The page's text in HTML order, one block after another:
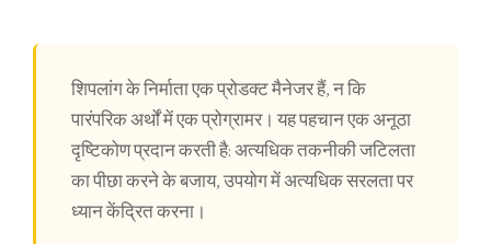
शिपलांग के निर्माता एक प्रोडक्ट मैनेजर हैं, न कि
पारंपरिक अर्थों में एक प्रोग्रामर। यह पहचान एक अनूठा
दृष्टिकोण प्रदान करती है: अत्यधिक तकनीकी जटिलता
का पीछा करने के बजाय, उपयोग में अत्यधिक सरलता पर
ध्यान केंद्रित करना।